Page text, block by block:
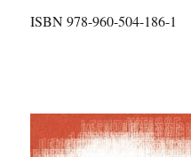
ISBN 978-960-504-186-1